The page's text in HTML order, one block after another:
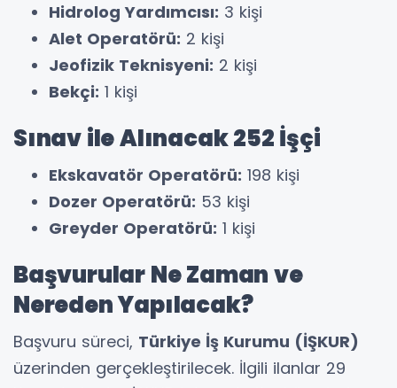
Hidrolog Yardımcısı: 3 kişi
Alet Operatörü: 2 kişi
Jeofizik Teknisyeni: 2 kişi
Bekçi: 1 kişi
Sınav ile Alınacak 252 İşçi
Ekskavatör Operatörü: 198 kişi
Dozer Operatörü: 53 kişi
Greyder Operatörü: 1 kişi
Başvurular Ne Zaman ve
Nereden Yapılacak?
Başvuru süreci, Türkiye İş Kurumu (İŞKUR)
üzerinden gerçekleştirilecek. İlgili ilanlar 29